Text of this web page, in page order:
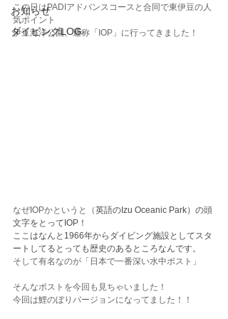
お知らせ
ダイビングLOG
この日はPADIアドバンスコースと合同で東伊豆の人
気ポイント
伊豆海洋公園、通称「IOP」に行ってきました！
なぜIOPかというと（英語のIzu Oceanic Park）の頭
文字をとってIOP！
ここはなんと1966年からダイビング施設としてスタ
ートしてるとっても歴史のあるところなんです。
そして有名なのが「日本で一番深い水中ポスト」
そんなポストを今回も見ちゃいました！
今回は鯉のぼりバージョンになってました！！